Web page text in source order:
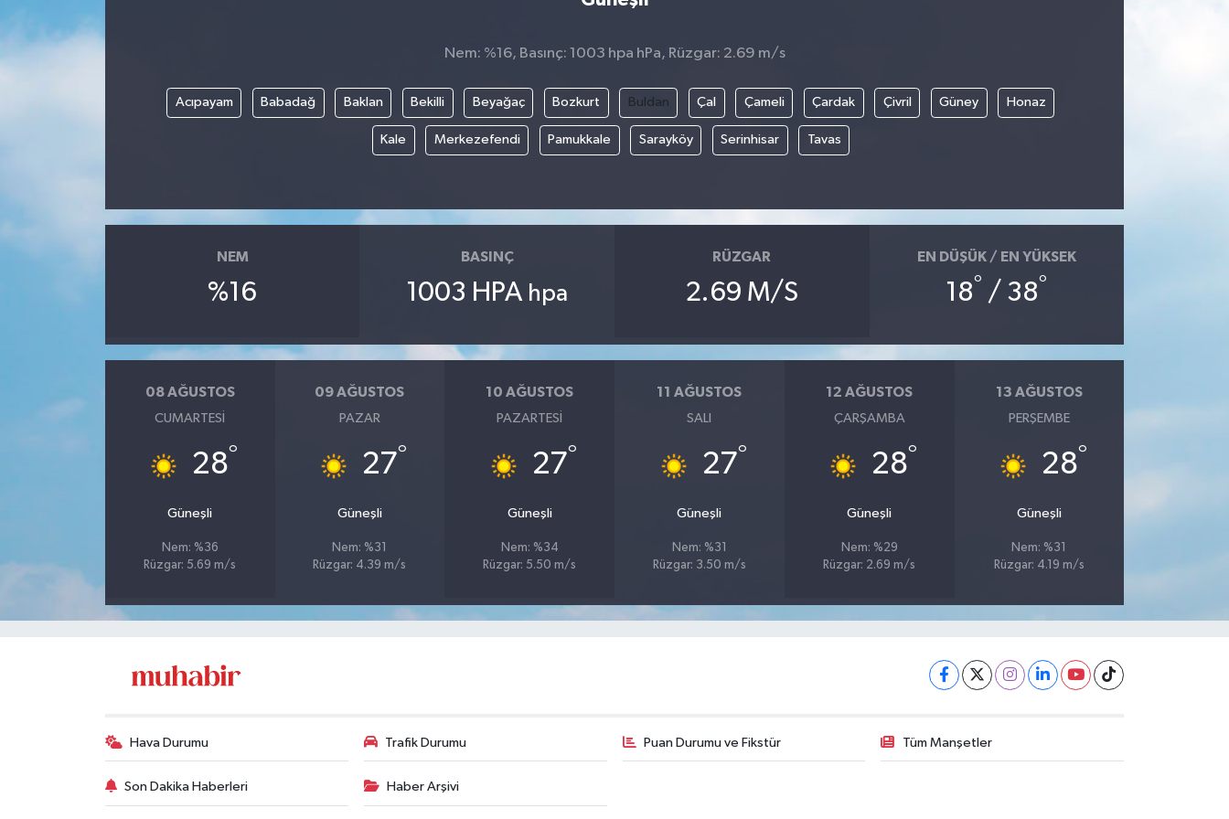
Nem: %16, Basınç: 1003 hpa hPa, Rüzgar: 2.69 m/s
Acıpayam Babadağ Baklan Bekilli Beyağaç Bozkurt Buldan Çal Çameli Çardak Çivril Güney Honaz
Kale Merkezefendi Pamukkale Sarayköy Serinhisar Tavas
NEM
%16
BASINÇ
1003 HPA hpa
RÜZGAR
2.69 M/S
EN DÜŞÜK / EN YÜKSEK
18° / 38°
08 AĞUSTOS
CUMARTESI
28°
Güneşli
Nem: %36
Rüzgar: 5.69 m/s
09 AĞUSTOS
PAZAR
27°
Güneşli
Nem: %31
Rüzgar: 4.39 m/s
10 AĞUSTOS
PAZARTESI
27°
Güneşli
Nem: %34
Rüzgar: 5.50 m/s
11 AĞUSTOS
SALI
27°
Güneşli
Nem: %31
Rüzgar: 3.50 m/s
12 AĞUSTOS
ÇARŞAMBA
28°
Güneşli
Nem: %29
Rüzgar: 2.69 m/s
13 AĞUSTOS
PERŞEMBE
28°
Güneşli
Nem: %31
Rüzgar: 4.19 m/s
Hava Durumu Trafik Durumu Puan Durumu ve Fikstür Tüm Manşetler
Son Dakika Haberleri Haber Arşivi